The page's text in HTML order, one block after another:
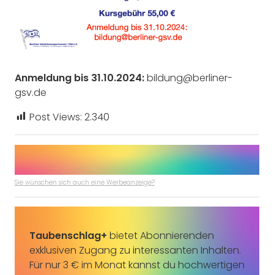
Anmeldung bis 31.10.2024:bildung@berliner-
gsv.de
Post Views: 2.340
Sie wünschen sich auch eine Werbeanzeige?
Taubenschlag+ bietet Abonnierenden
exklusiven Zugang zu interessanten Inhalten.
Für nur 3 € im Monat kannst du hochwertigen